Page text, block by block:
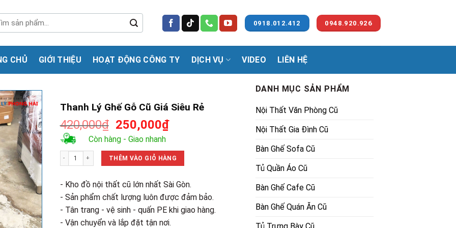
0918.012.412 0948.920.926
CHỦ GIỚI THIỆU HOẠT ĐỘNG CÔNG TY DỊCH VỤ VIDEO LIÊN HỆ
Thanh Lý Ghế Gỗ Cũ Giá Siêu Rẻ
420,000₫ Giá
gốc
là:
420,000₫.
250,000₫Giá
tại
là:
Còn hàng - Giao nhanh
Thanh Lý Ghế Gỗ Cũ Giá Siêu Rẻ số lượng
THÊM VÀO GIỎ HÀNG
- Kho đồ nội thất cũ lớn nhất Sài Gòn.
- Sản phẩm chất lượng luôn được đảm bảo.
- Tân trang - vệ sinh - quấn PE khi giao hàng.
- Vận chuyển và lắp đặt tận nơi.
DANH MỤC SẢN PHẨM
Nội Thất Văn Phòng Cũ
Nội Thất Gia Đình Cũ
Bàn Ghế Sofa Cũ
Tủ Quần Áo Cũ
Bàn Ghế Cafe Cũ
Bàn Ghế Quán Ăn Cũ
Tủ Trưng Bày Cũ